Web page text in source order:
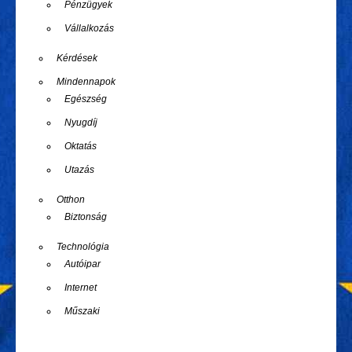
Pénzügyek
Vállalkozás
Kérdések
Mindennapok
Egészség
Nyugdíj
Oktatás
Utazás
Otthon
Biztonság
Technológia
Autóipar
Internet
Műszaki